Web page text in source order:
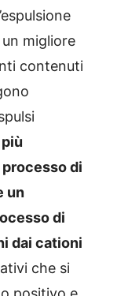
migliore
contenuti
più
di
un
di
dai cationi
che si